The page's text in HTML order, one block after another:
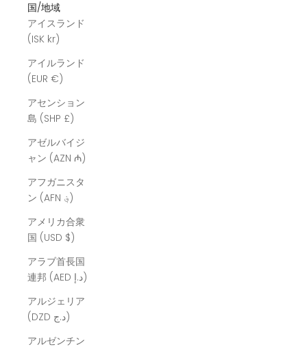
国/地域
アイスランド
(ISK kr)
アイルランド
(EUR €)
アセンション
島 (SHP £)
アゼルバイジ
ャン (AZN ₼)
アフガニスタ
ン (AFN ؋)
アメリカ合衆
国 (USD $)
アラブ首長国
連邦 (AED د.إ)
アルジェリア
(DZD د.ج)
アルゼンチン